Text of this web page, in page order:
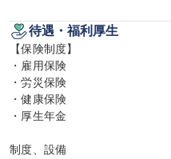
待遇・福利厚生
【保険制度】
・雇用保険
・労災保険
・健康保険
・厚生年金
制度、設備